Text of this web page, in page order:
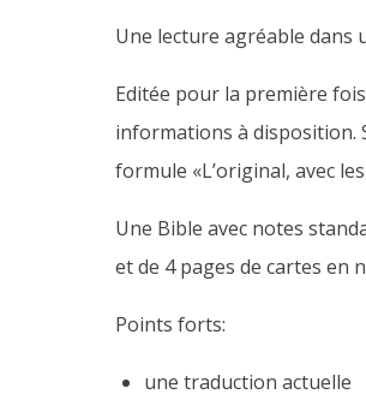
Une lecture agréable dans
Editée pour la première
informations à disposition.
formule «L’original, avec
Une Bible avec notes
et de 4 pages de cartes en
Points forts:
une traduction actuelle